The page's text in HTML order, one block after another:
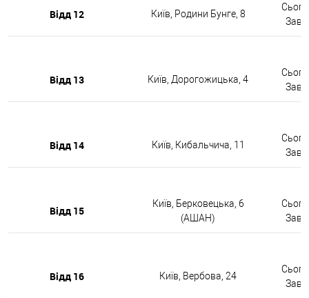
Відд 12 Київ, Родини Бунге, 8
Відд 13 Київ, Дорогожицька, 4
Відд 14 Київ, Кибальчича, 11
Відд 15
Київ, Берковецька, 6
(АШАН)
Відд 16 Київ, Вербова, 24